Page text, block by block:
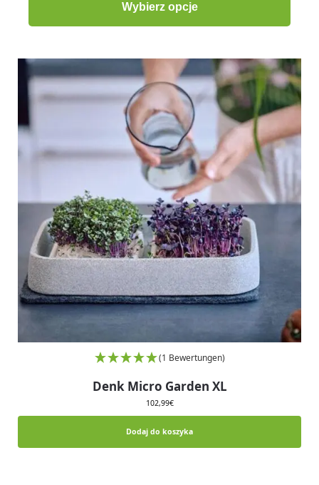
Wybierz opcje
(1 Bewertungen)
Denk Micro Garden XL
102,99€
Dodaj do koszyka